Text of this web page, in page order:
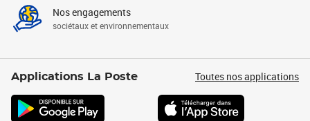
Nos engagements
sociétaux et environnementaux
Applications La Poste Toutes nos applications